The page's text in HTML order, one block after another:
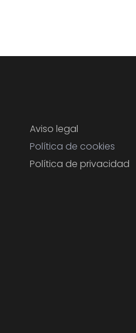
Aviso legal
Política de cookies
Política de privacidad